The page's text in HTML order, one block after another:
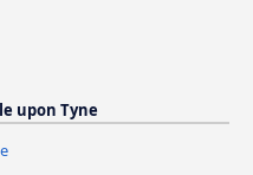
upon Tyne